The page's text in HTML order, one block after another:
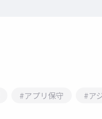
#アプリ保守 #ア